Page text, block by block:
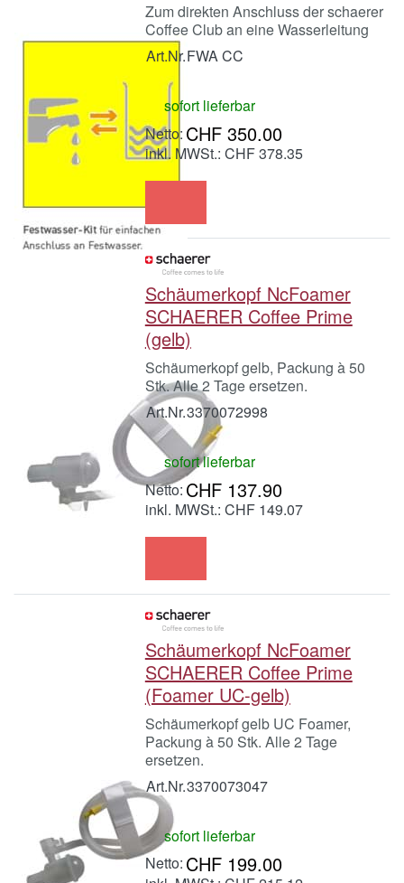
Zum direkten Anschluss der schaerer
Coffee Club an eine Wasserleitung
Art.Nr.FWA CC
sofort lieferbar
CHF 350.00
inkl. MWSt.: CHF 378.35
Schäumerkopf NcFoamer
SCHAERER Coffee Prime
(gelb)
Schäumerkopf gelb, Packung à 50
Stk. Alle 2 Tage ersetzen.
Art.Nr.3370072998
sofort lieferbar
CHF 137.90
inkl. MWSt.: CHF 149.07
Schäumerkopf NcFoamer
SCHAERER Coffee Prime
(Foamer UC-gelb)
Schäumerkopf gelb UC Foamer,
Packung à 50 Stk. Alle 2 Tage
ersetzen.
Art.Nr.3370073047
sofort lieferbar
CHF 199.00